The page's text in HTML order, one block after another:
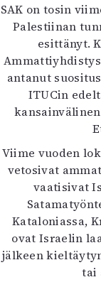
SAK on tosin
Palestiinan
esittänyt.
antanut
ITUCin
Viime vuoden
vetosivat
vaatisivat
Kataloniassa,
ovat Israelin
jälkeen
tai